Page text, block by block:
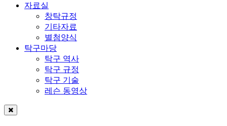
자료실
창탁규정
기타자료
별첨양식
탁구마당
탁구 역사
탁구 규정
탁구 기술
레슨 동영상